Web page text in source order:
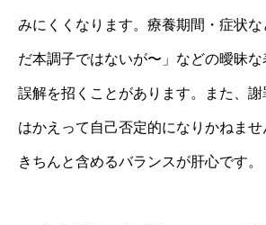
みにくくなります。療養期間・症状な
だ本調子ではないが〜」などの曖昧
誤解を招くことがあります。また、謝
はかえって自己否定的になりかねま
きちんと含めるバランスが肝心です。